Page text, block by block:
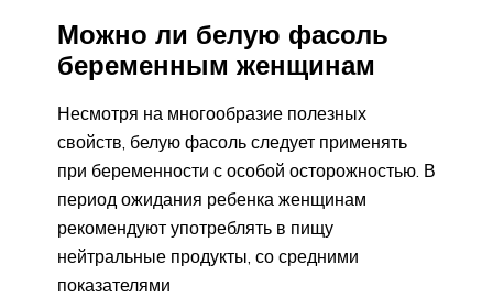
Можно ли белую фасоль
беременным женщинам
Несмотря на многообразие полезных
свойств, белую фасоль следует применять
при беременности с особой осторожностью. В
период ожидания ребенка женщинам
рекомендуют употреблять в пищу
нейтральные продукты, со средними
показателями